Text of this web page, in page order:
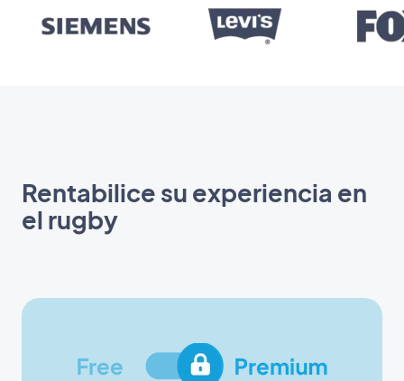
Rentabilice su experiencia en
el rugby